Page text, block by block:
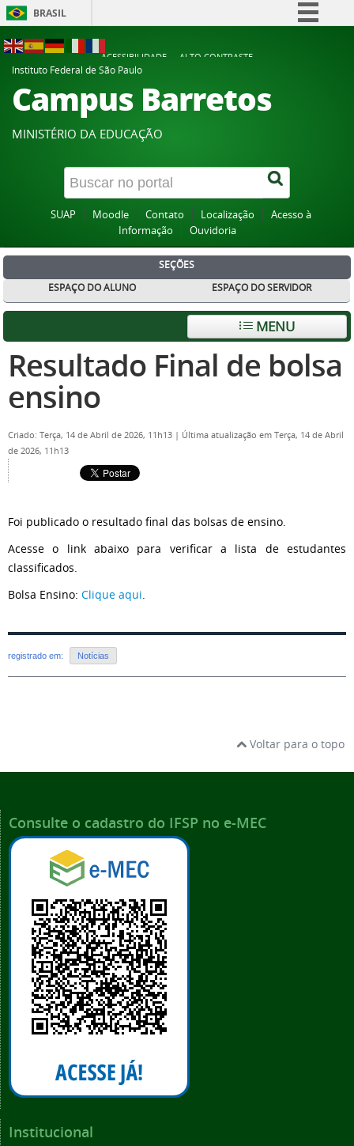
BRASIL
Participe
Acesso à informação
Canais
ACESSIBILIDADE
ALTO CONTRASTE
Instituto Federal de São Paulo
Campus Barretos
MINISTÉRIO DA EDUCAÇÃO
SUAP Moodle Contato Localização
Acesso à
Informação
Ouvidoria
SEÇÕES
ESPAÇO DO ALUNO
ESPAÇO DO SERVIDOR
MENU
Resultado Final de bolsa
ensino
Criado: Terça, 14 de Abril de 2026, 11h13 | Última atualização em Terça, 14 de Abril
de 2026, 11h13
Foi publicado o resultado final das bolsas de ensino.
Acesse o link abaixo para verificar a lista de estudantes
classificados.
Bolsa Ensino: Clique aqui.
registrado em: Notícias
Voltar para o topo
Consulte o cadastro do IFSP no e-MEC
Institucional